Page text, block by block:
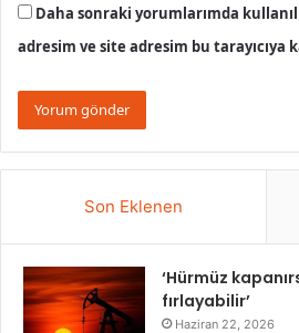
Daha sonraki yorumlarımda
adresim ve site adresim bu tarayıcıya
Son Eklenen
‘Hürmüz
fırlayabilir’
Haziran 22, 2026